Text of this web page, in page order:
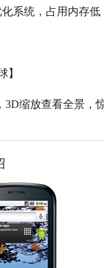
系统，占用内存低
】
3D缩放查看全景，